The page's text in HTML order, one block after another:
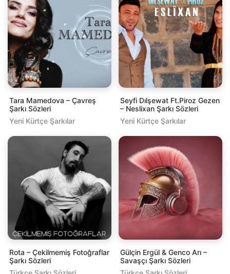
Tara Mamedova – Çavreş
Şarkı Sözleri
Yeni Kürtçe Şarkılar
Seyfi Dılşewat Ft.Piroz Gezen
– Neslixan Şarkı Sözleri
Yeni Kürtçe Şarkılar
Rota – Çekilmemiş Fotoğraflar
Şarkı Sözleri
Gülçin Ergül & Genco Arı –
Savaşçı Şarkı Sözleri